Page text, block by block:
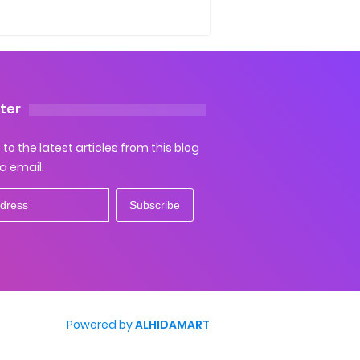
to the latest articles from this blog
email.
Powered byALHIDAMART